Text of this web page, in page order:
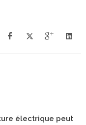
électrique peut